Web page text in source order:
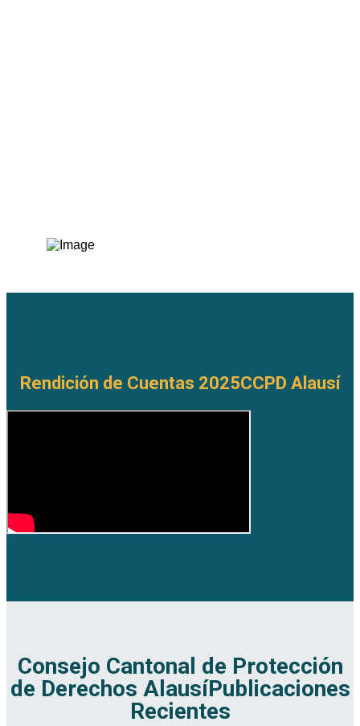
Rendición de Cuentas 2025CCPD Alausí
Consejo Cantonal de Protección
de Derechos AlausíPublicaciones
Recientes